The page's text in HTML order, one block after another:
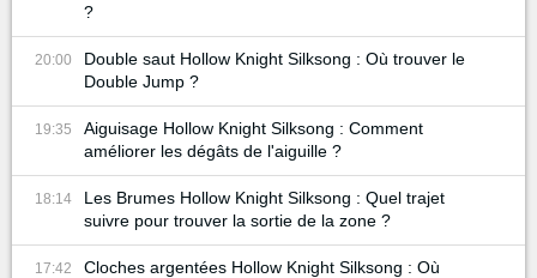
?
20:00
Double saut Hollow Knight Silksong : Où trouver le
Double Jump ?
19:35
Aiguisage Hollow Knight Silksong : Comment
améliorer les dégâts de l'aiguille ?
18:14
Les Brumes Hollow Knight Silksong : Quel trajet
suivre pour trouver la sortie de la zone ?
17:42
Cloches argentées Hollow Knight Silksong : Où